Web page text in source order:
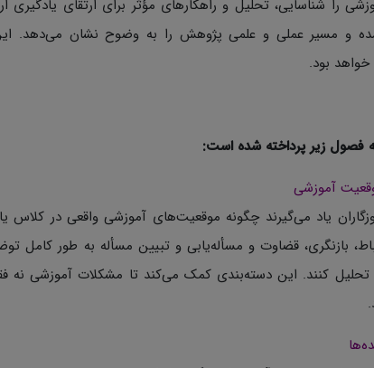
را شناسایی، تحلیل و راهکارهای مؤثر برای ارتقای یادگیری
شده و مسیر عملی و علمی پژوهش را به وضوح نشان می‌دهد. این
فصول زیر پرداخته شده است:
آموزشی
یاد می‌گیرند چگونه موقعیت‌های آموزشی واقعی در
بازنگری، قضاوت و مسأله‌یابی و تبیین مسأله به طور کامل
کنند. این دسته‌بندی کمک می‌کند تا مشکلات آموزشی نه